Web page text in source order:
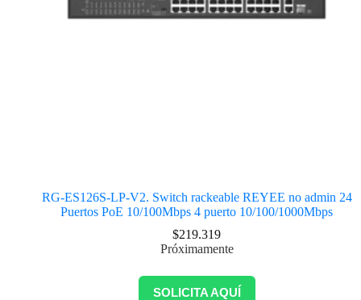
RG-ES126S-LP-V2. Switch rackeable REYEE no admin 24
Puertos PoE 10/100Mbps 4 puerto 10/100/1000Mbps
$219.319
Próximamente
SOLICITA AQUÍ